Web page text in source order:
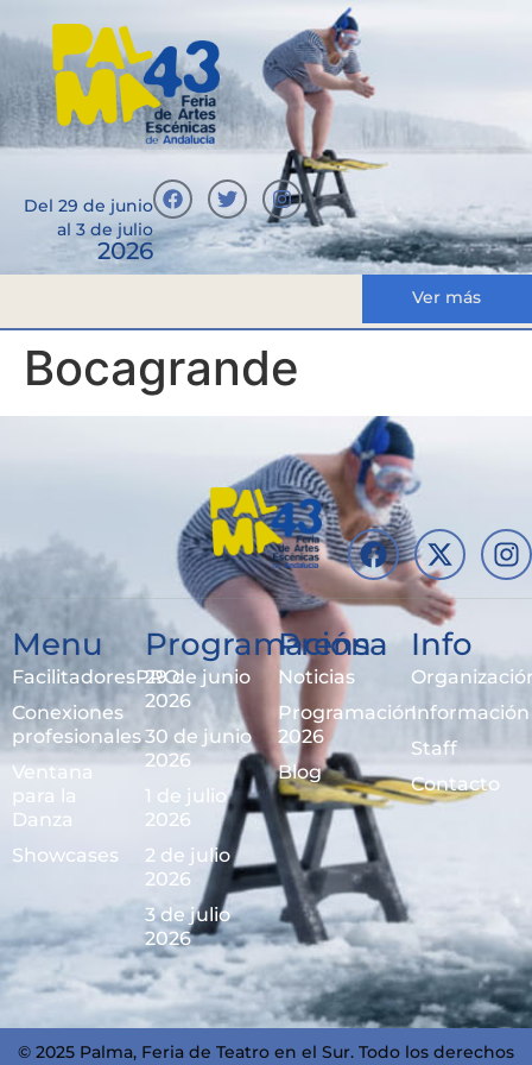
Del 29 de junio
al 3 de julio
2026
Ver más
Bocagrande
Menu
FacilitadoresPRO
Conexiones
profesionales
Ventana
para la
Danza
Showcases
Programación
29 de junio
2026
30 de junio
2026
1 de julio
2026
2 de julio
2026
3 de julio
2026
Prensa
Noticias
Programación
2026
Blog
Info
Información
Staff
Contacto
© 2025 Palma, Feria de Teatro en el Sur. Todo los derechos